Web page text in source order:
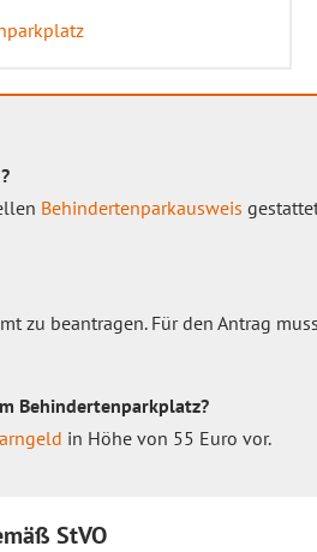
Behindertenparkausweis
zu beantragen. Für den Antrag
Behindertenparkplatz?
in Höhe von 55 Euro vor.
StVO